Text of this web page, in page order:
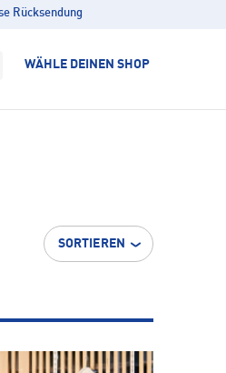
Rücksendung
WÄHLE DEINEN SHOP
SORTIEREN